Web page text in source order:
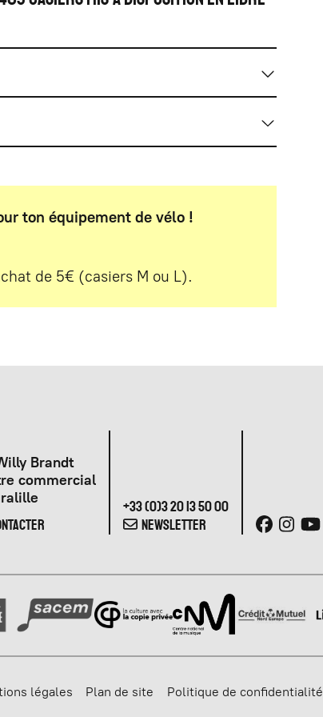
ton équipement de vélo !
de 5€ (casiers M ou L).
Brandt
commercial
+33 (0)3 20 13 50 00
NEWSLETTER
légales Plan de site Politique de confidentialité